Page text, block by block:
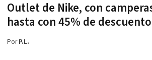
Outlet de Nike, con
hasta con 45% de descuento
PorP.L.